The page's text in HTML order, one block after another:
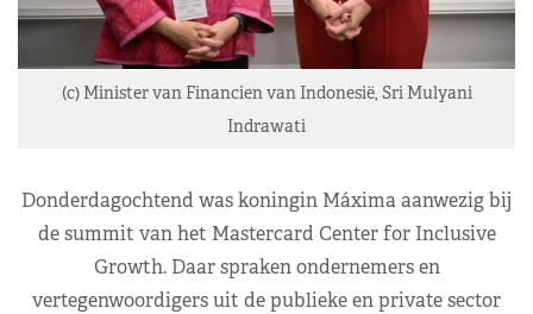
(c) Minister van Financien van Indonesië, Sri Mulyani
Indrawati
Donderdagochtend was koningin Máxima aanwezig bij
de summit van het Mastercard Center for Inclusive
Growth. Daar spraken ondernemers en
vertegenwoordigers uit de publieke en private sector